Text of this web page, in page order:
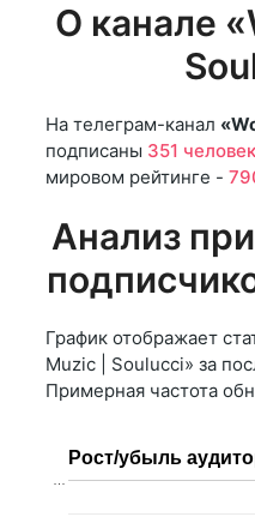
О канале
На телеграм-канал
подписаны 351 человек
мировом рейтинге -
Анализ
График отображает
Muzic | Soulucci» за
Примерная частота
Рост/убыль
…